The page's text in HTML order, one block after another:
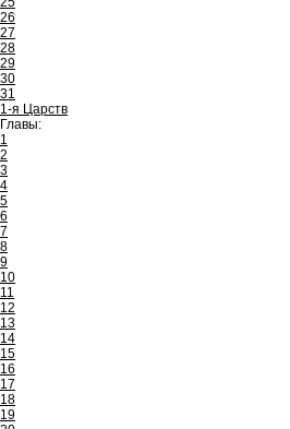
26
27
28
29
30
31
1-я Царств
Главы:
1
2
3
4
5
6
7
8
9
10
11
12
13
14
15
16
17
18
19